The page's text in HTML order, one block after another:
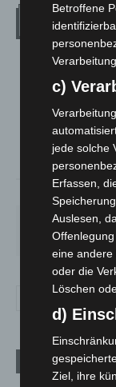
Überwiegend
53%
MO.
27°
Aktuelle Beiträge
Betroffene
c)
jede solche
Erfassen,
Auslesen,
eine andere
oder die
Löschen
d)
Ziel, ihre